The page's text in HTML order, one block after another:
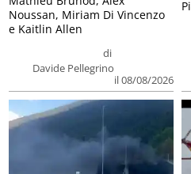
di
Davide Pellegrino
il 08/08/2026
Noussan, Miriam Di Vincenzo
e Kaitlin Allen